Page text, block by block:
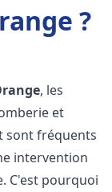
?
, les
et
sont fréquents
intervention
C'est pourquoi